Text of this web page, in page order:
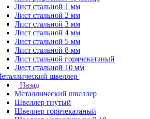
Лист стальной 1 мм
Лист стальной 2 мм
Лист стальной 3 мм
Лист стальной 4 мм
Лист стальной 5 мм
Лист стальной 8 мм
Лист стальной горячекатаный
Лист стальной 10 мм
швеллер
Назад
Металлический швеллер
Швеллер гнутый
Швеллер горячекатаный